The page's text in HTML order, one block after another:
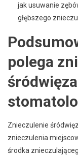
jak usuwanie
głębszego
polega
Znieczulenie
znieczulenia
środka